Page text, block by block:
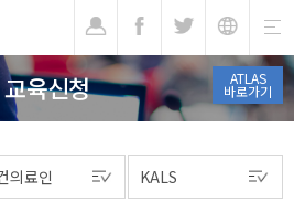
ATLAS
바로가기
교육신청